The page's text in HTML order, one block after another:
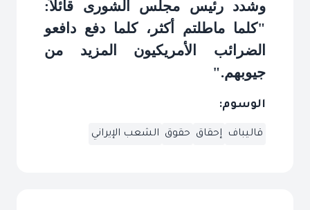
وشدد رئيس مجلس الشورى قائلاً:
"كلما ماطلتم أكثر، كلما دفع دافعو
الضرائب الأمريكيون المزيد من
جيوبهم".
الوسوم:
قاليباف إحقاق حقوق الشعب الإيراني